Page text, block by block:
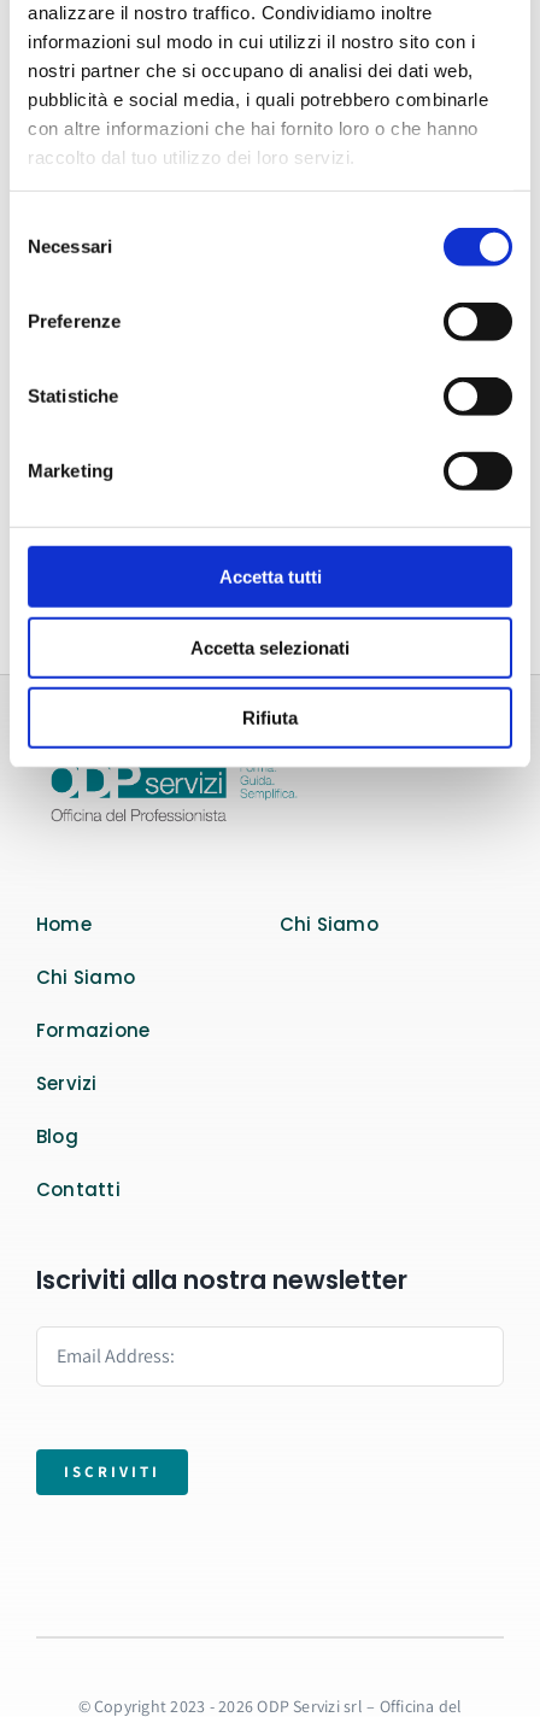
analizzare il nostro traffico. Condividiamo inoltre
informazioni sul modo in cui utilizzi il nostro sito con i
nostri partner che si occupano di analisi dei dati web,
pubblicità e social media, i quali potrebbero combinarle
con altre informazioni che hai fornito loro o che hanno
raccolto dal tuo utilizzo dei loro servizi.
delNecessari
Preferenze
Statistiche
Marketing
Accetta tutti
Accetta selezionati
Rifiuta
Carta Filigranata CCIAA
24,40€
Home
Chi Siamo
Formazione
Servizi
Blog
Contatti
Chi Siamo
Iscriviti alla nostra newsletter
ISCRIVITI
© Copyright 2023 - 2026 ODP Servizi srl – Officina del